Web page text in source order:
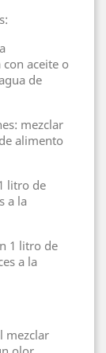
aceite o
de
mezclar
alimento
litro de
a la
1 litro de
a la
mezclar